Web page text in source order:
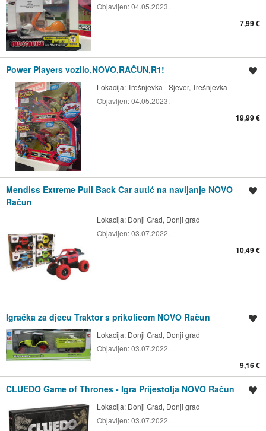
Objavljen:04.05.2023.
7,99 €
Power Players vozilo,NOVO,RAČUN,R1!
Lokacija:Trešnjevka - Sjever, Trešnjevka
Objavljen:04.05.2023.
19,99 €
Mendiss Extreme Pull Back Car autić na navijanje NOVO
Račun
Lokacija: Donji Grad, Donji grad
Objavljen:03.07.2022.
10,49 €
Igračka za djecu Traktor s prikolicom NOVO Račun
Lokacija: Donji Grad, Donji grad
Objavljen:03.07.2022.
9,16 €
CLUEDO Game of Thrones - Igra Prijestolja NOVO Račun
Lokacija: Donji Grad, Donji grad
Objavljen:03.07.2022.